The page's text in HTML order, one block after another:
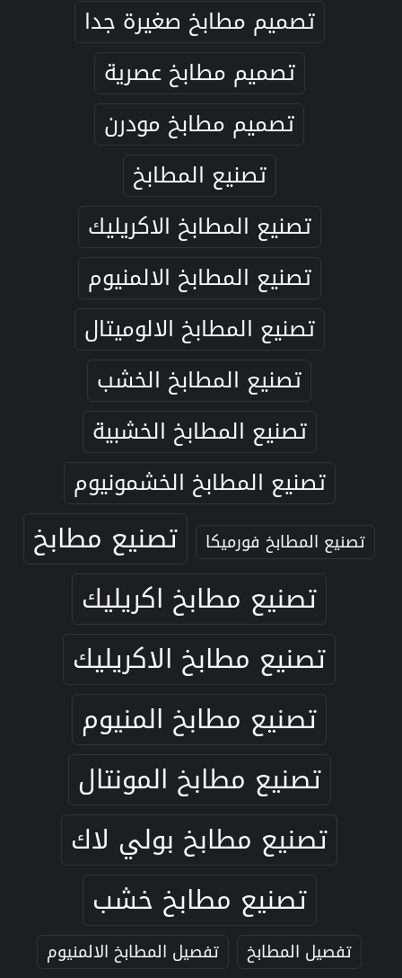
تصميم مطابخ صغيرة جدا
تصميم مطابخ عصرية
تصميم مطابخ مودرن
تصنيع المطابخ
تصنيع المطابخ الاكريليك
تصنيع المطابخ الالمنيوم
تصنيع المطابخ الالوميتال
تصنيع المطابخ الخشب
تصنيع المطابخ الخشبية
تصنيع المطابخ الخشمونيوم
تصنيع المطابخ فورميكا
تصنيع مطابخ
تصنيع مطابخ اكريليك
تصنيع مطابخ الاكريليك
تصنيع مطابخ المنيوم
تصنيع مطابخ المونتال
تصنيع مطابخ بولي لاك
تصنيع مطابخ خشب
تفصيل المطابخ
تفصيل المطابخ الالمنيوم